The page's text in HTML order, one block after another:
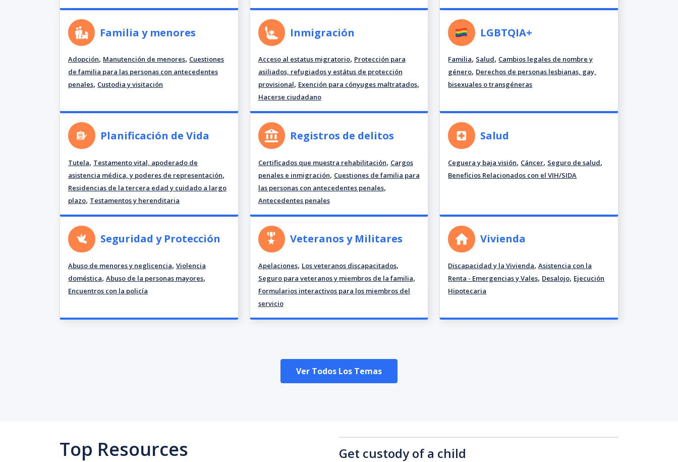
Familia y menores
Adopción, Manutención de menores, Cuestiones
de familia para las personas con antecedentes
penales, Custodia y visitación
Inmigración
Acceso al estatus migratorio, Protección para
asiliados, refugiados y estátus de protección
provisional, Exención para cónyuges maltratados,
Hacerse ciudadano
LGBTQIA+
Familia, Salud, Cambios legales de nombre y
género, Derechos de personas lesbianas, gay,
bisexuales o transgéneras
Planificación de Vida
Tutela, Testamento vital, apoderado de
asistencia médica, y poderes de representación,
Residencias de la tercera edad y cuidado a largo
plazo, Testamentos y herenditaria
Registros de delitos
Certificados que muestra rehabilitación, Cargos
penales e inmigración, Cuestiones de familia para
las personas con antecedentes penales,
Antecedentes penales
Salud
Ceguera y baja visión, Cáncer, Seguro de salud,
Beneficios Relacionados con el VIH/SIDA
Seguridad y Protección
Abuso de menores y neglicencia, Violencia
doméstica, Abuso de la personas mayores,
Encuentros con la policía
Veteranos y Militares
Apelaciones, Los veteranos discapacitados,
Seguro para veteranos y miembros de la familia,
Formularios interactivos para los miembros del
servicio
Vivienda
Discapacidad y la Vivienda,Asistencia con la
Renta - Emergencias y Vales, Desalojo, Ejecución
Hipotecaria
Ver Todos Los Temas
Top Resources Get custody of a child